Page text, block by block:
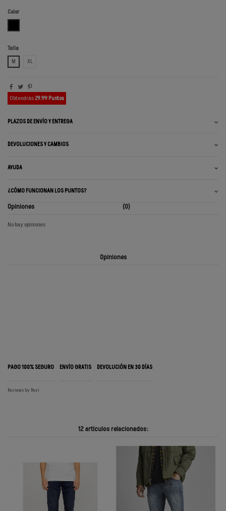
Color
Talla
M
XL
Obtendrás29.99 Puntos
PLAZOS DE ENVÍO Y ENTREGA
DEVOLUCIONES Y CAMBIOS
AYUDA
¿CÓMO FUNCIONAN LOS PUNTOS?
Opiniones (0)
No hay opiniones
Opiniones
PAGO 100% SEGURO ENVÍO GRATIS DEVOLUCIÓN EN 30 DÍAS
Reviews by Revi
12 artículos relacionados: